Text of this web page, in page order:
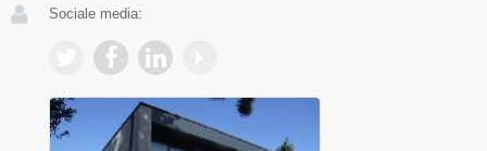
Sociale media: